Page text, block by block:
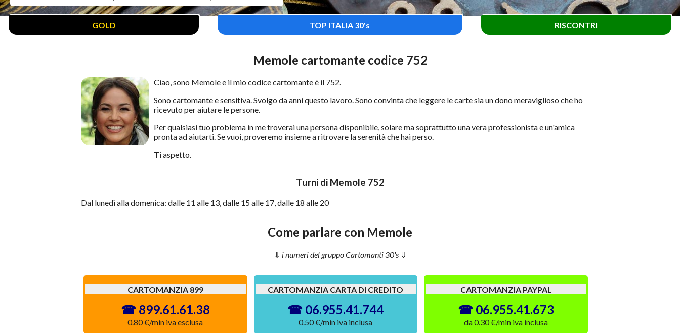
GOLD TOP ITALIA 30's RISCONTRI
Memole cartomante codice 752
Ciao, sono Memole e il mio codice cartomante è il 752.
Sono cartomante e sensitiva. Svolgo da anni questo lavoro. Sono convinta che leggere le carte sia un dono meraviglioso che ho
ricevuto per aiutare le persone.
Per qualsiasi tuo problema in me troverai una persona disponibile, solare ma soprattutto una vera professionista e un'amica
pronta ad aiutarti. Se vuoi, proveremo insieme a ritrovare la serenità che hai perso.
Ti aspetto.
Turni di Memole 752
Dal lunedì alla domenica: dalle 11 alle 13, dalle 15 alle 17, dalle 18 alle 20
Come parlare con Memole
i numeri del gruppo Cartomanti 30's
CARTOMANZIA 899
899.61.61.38
0.80 €/min iva esclusa
CARTOMANZIA CARTA DI CREDITO
06.955.41.744
0.50 €/min iva inclusa
CARTOMANZIA PAYPAL
06.955.41.673
da 0.30 €/min iva inclusa